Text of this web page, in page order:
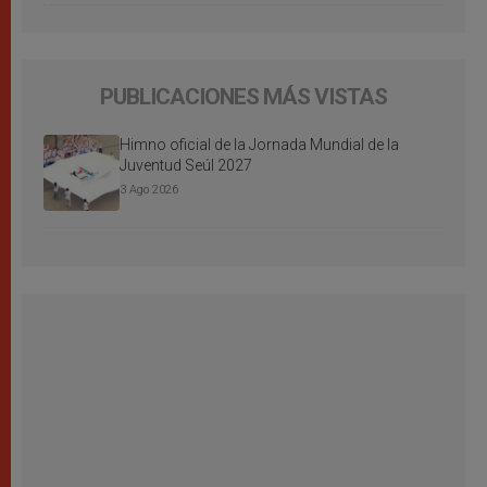
PUBLICACIONES MÁS VISTAS
Himno oficial de la Jornada Mundial de la
Juventud Seúl 2027
3 Ago 2026